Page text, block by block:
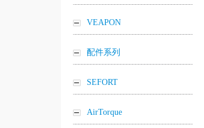
VEAPON
配件系列
SEFORT
AirTorque